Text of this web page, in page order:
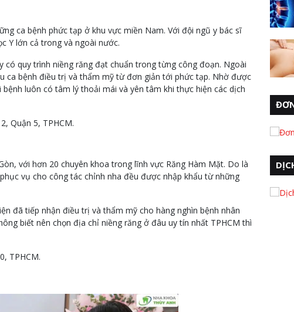
ca bệnh phức tạp ở khu vực miền Nam. Với đội ngũ y bác sĩ
Y lớn cả trong và ngoài nước.
có quy trình niềng răng đạt chuẩn trong từng công đoạn. Ngoài
ca bệnh điều trị và thẩm mỹ từ đơn giản tới phức tạp. Nhờ được
luôn có tâm lý thoải mái và yên tâm khi thực hiện các dịch
Quận 5, TPHCM.
với hơn 20 chuyên khoa trong lĩnh vực Răng Hàm Mặt. Do là
vụ cho công tác chỉnh nha đều được nhập khẩu từ những
đã tiếp nhận điều trị và thẩm mỹ cho hàng nghìn bệnh nhân
biết nên chọn địa chỉ niềng răng ở đâu uy tín nhất TPHCM thì
TPHCM.